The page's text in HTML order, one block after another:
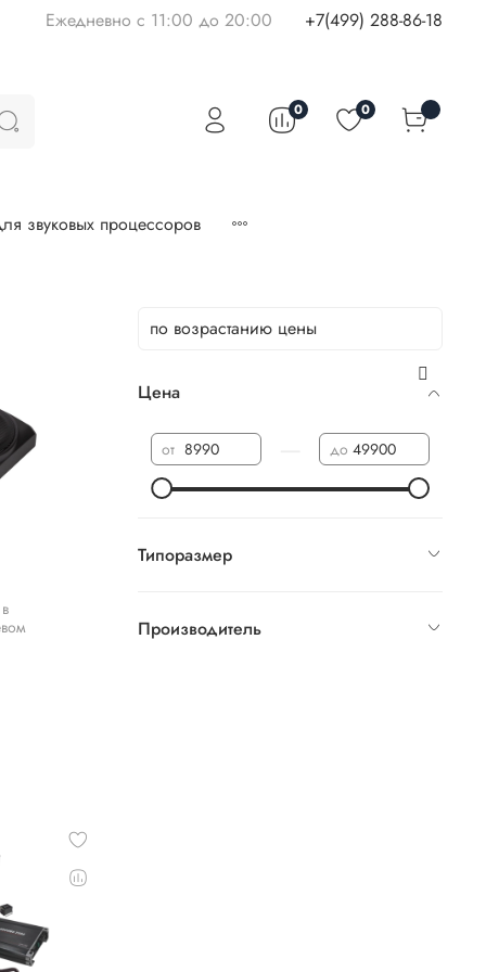
Ежедневно с 11:00 до 20:00 +7(499) 288-86-18
0 0
звуковых процессоров
Цена
от до
Типоразмер
Производитель